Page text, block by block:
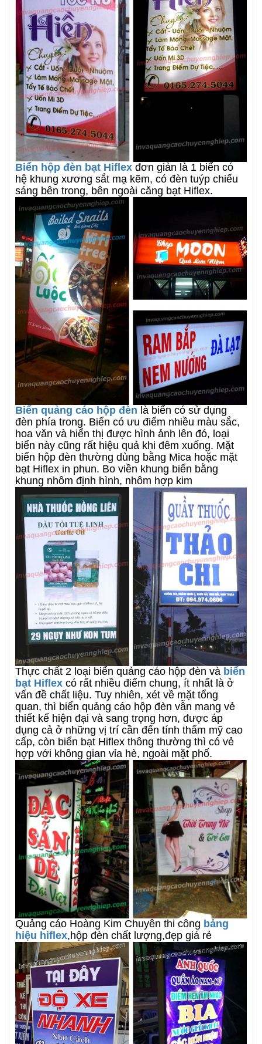
Biển hộp đèn bạt Hiflex đơn giản là 1 biển có
hệ khung xương sắt mạ kẽm, có đèn tuýp chiếu
sáng bên trong, bên ngoài căng bạt Hiflex.
Biển quảng cáo hộp đèn là biển có sử dụng
đèn phía trong. Biển có ưu điểm nhiều màu sắc,
hoa văn và hiển thị được hình ảnh lên đó, loại
biển này cũng rất hiệu quả khi đêm xuống. Mặt
biển hộp đèn thường dùng bằng Mica hoặc mặt
bạt Hiflex in phun. Bo viền khung biển bằng
khung nhôm định hình, nhôm hợp kim
Thực chất 2 loại biển quảng cáo hộp đèn và biển
bạt Hiflex có rất nhiều điểm chung, ít nhất là ở
vấn đề chất liệu. Tuy nhiên, xét về mặt tổng
quan, thì biển quảng cáo hộp đèn vẫn mang vẻ
thiết kế hiện đại và sang trọng hơn, được áp
dụng cả ở những vị trí cần đến tính thẩm mỹ cao
cấp, còn biển bạt Hiflex thông thường thì có vẻ
hợp với không gian vỉa hè, ngoài mặt phố.
Quảng cáo Hoàng Kim Chuyên thi công bảng
hiệu hiflex,hộp đèn chất lượng,đẹp giá rẻ